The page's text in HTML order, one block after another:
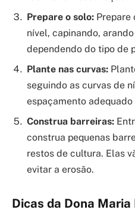
Prepare o solo: Prepare
nível, capinando,
dependendo do tipo de
Plante nas curvas:
seguindo as curvas de
espaçamento
Construa barreiras:
construa pequenas
restos de cultura. Elas
evitar a erosão.
Dicas da Dona